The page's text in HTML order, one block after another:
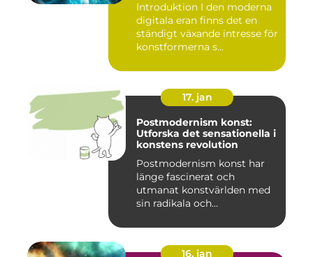
Introduktion I den moderna
digitala eran finns det en
ständigt växande intresse för
konstformerna s...
17. jan
Postmodernism konst:
Utforska det sensationella i
konstens revolution
Postmodernism konst har
länge fascinerat och
utmanat konstvärlden med
sin radikala och
16. jan